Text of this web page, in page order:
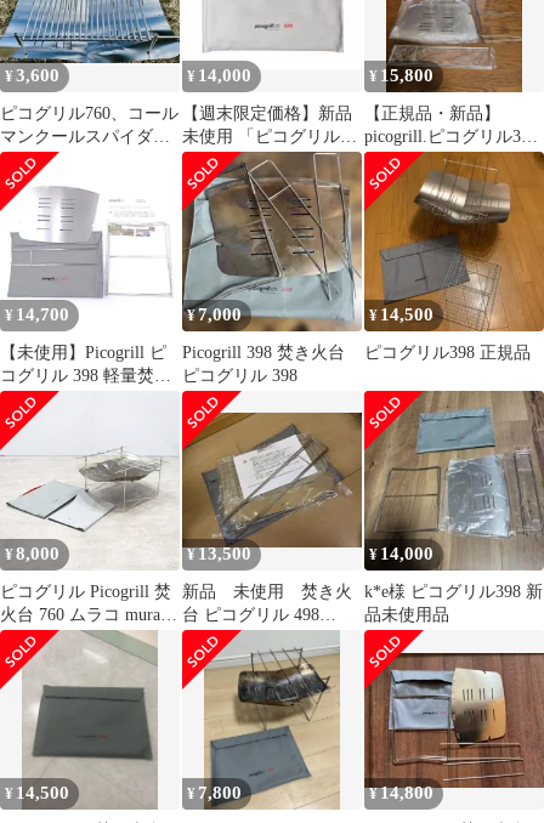
¥3,600
ピコグリル760、コール
マンクールスパイダー
プロ/L対応 ステンレ
スグリルネットCP
¥ 14,000
【週末限定価格】新品
未使用 「ピコグリル
398」 焚き火台 Picogrill
¥ 15,800
【正規品・新品】
picogrill.ピコグリル398
焚火シート付
¥ 14,700
【未使用】Picogrill ピ
コグリル 398 軽量焚き
火台 キャンプ アウトド
ア
¥7,000
Picogrill 398 焚き火台
ピコグリル 398
¥ 14,500
ピコグリル398 正規品
¥8,000
ピコグリル Picogrill 焚
火台 760 ムラコ muraco
焚き火シー
¥13,500
新品 未使用 焚き火
台 ピコグリル 498
Picogrill 498
¥ 14,000
k*e様 ピコグリル398 新
品未使用品
¥ 14,500 ¥ 7,800 ¥14,800